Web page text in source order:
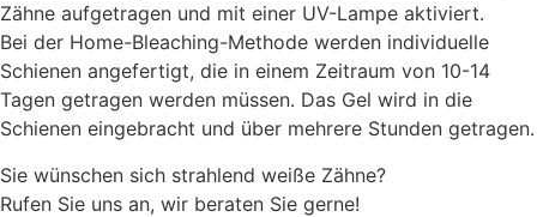
Zähne aufgetragen und mit einer UV-Lampe aktiviert.
Bei der Home-Bleaching-Methode werden individuelle
Schienen angefertigt, die in einem Zeitraum von 10-14
Tagen getragen werden müssen. Das Gel wird in die
Schienen eingebracht und über mehrere Stunden getragen.
Sie wünschen sich strahlend weiße Zähne?
Rufen Sie uns an, wir beraten Sie gerne!